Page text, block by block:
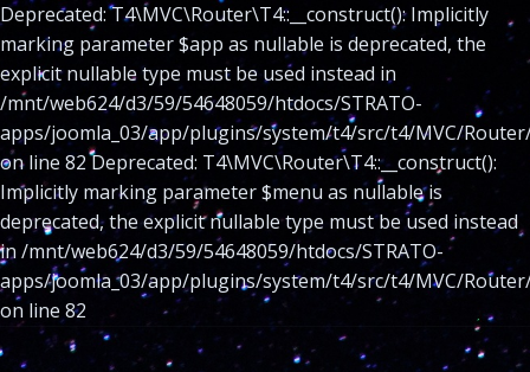
Deprecated: T4\MVC\Router\T4::__construct(): Implicitly
marking parameter $app as nullable is deprecated, the
explicit nullable type must be used instead in
/mnt/web624/d3/59/54648059/htdocs/STRATO-
apps/joomla_03/app/plugins/system/t4/src/t4/MVC/
on line 82 Deprecated: T4\MVC\Router\T4::__construct():
Implicitly marking parameter $menu as nullable is
deprecated, the explicit nullable type must be used instead
in /mnt/web624/d3/59/54648059/htdocs/STRATO-
apps/joomla_03/app/plugins/system/t4/src/t4/MVC/
on line 82